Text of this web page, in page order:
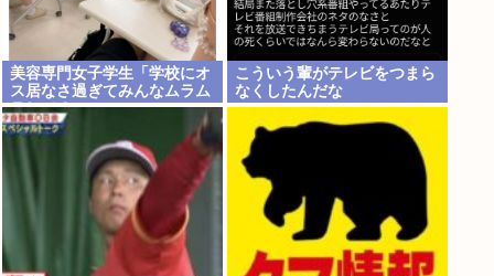
美容専門女子学生「学校にオ
ス居なさ過ぎてみんなムラム
ラしてる 」
こういう輩がテレビをつまら
なくしたんだな